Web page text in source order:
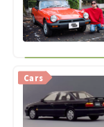
Cars